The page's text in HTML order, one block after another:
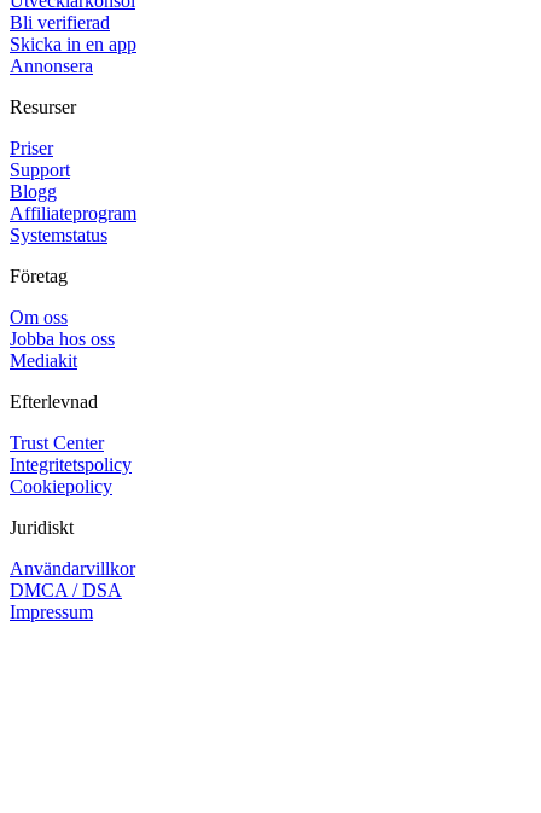
Bli verifierad
Skicka in en app
Annonsera
Resurser
Priser
Support
Blogg
Affiliateprogram
Systemstatus
Företag
Om oss
Jobba hos oss
Mediakit
Efterlevnad
Trust Center
Integritetspolicy
Cookiepolicy
Juridiskt
Användarvillkor
DMCA / DSA
Impressum